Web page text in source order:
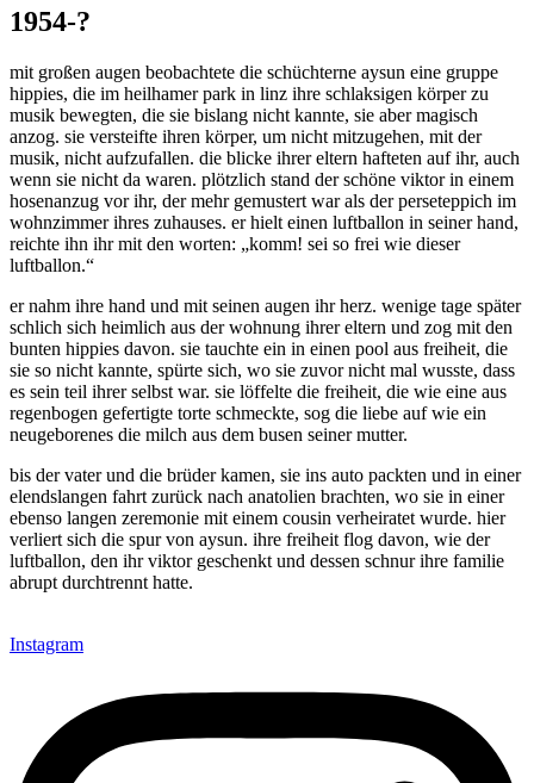
1954-?
mit großen augen beobachtete die schüchterne aysun eine gruppe
hippies, die im heilhamer park in linz ihre schlaksigen körper zu
musik bewegten, die sie bislang nicht kannte, sie aber magisch
anzog. sie versteifte ihren körper, um nicht mitzugehen, mit der
musik, nicht aufzufallen. die blicke ihrer eltern hafteten auf ihr, auch
wenn sie nicht da waren. plötzlich stand der schöne viktor in einem
hosenanzug vor ihr, der mehr gemustert war als der perseteppich im
wohnzimmer ihres zuhauses. er hielt einen luftballon in seiner hand,
reichte ihn ihr mit den worten: „komm! sei so frei wie dieser
luftballon.“
er nahm ihre hand und mit seinen augen ihr herz. wenige tage später
schlich sich heimlich aus der wohnung ihrer eltern und zog mit den
bunten hippies davon. sie tauchte ein in einen pool aus freiheit, die
sie so nicht kannte, spürte sich, wo sie zuvor nicht mal wusste, dass
es sein teil ihrer selbst war. sie löffelte die freiheit, die wie eine aus
regenbogen gefertigte torte schmeckte, sog die liebe auf wie ein
neugeborenes die milch aus dem busen seiner mutter.
bis der vater und die brüder kamen, sie ins auto packten und in einer
elendslangen fahrt zurück nach anatolien brachten, wo sie in einer
ebenso langen zeremonie mit einem cousin verheiratet wurde. hier
verliert sich die spur von aysun. ihre freiheit flog davon, wie der
luftballon, den ihr viktor geschenkt und dessen schnur ihre familie
abrupt durchtrennt hatte.
Instagram